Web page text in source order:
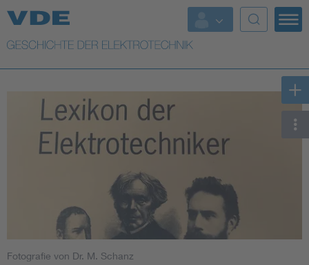
Top Themen
Weitere Themen
Fotografie von Dr. M. Schanz